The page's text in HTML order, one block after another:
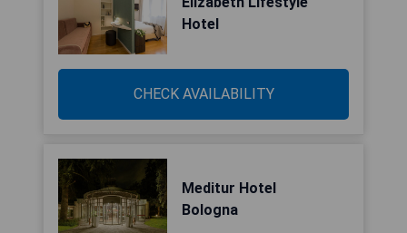
Hotel
CHECK AVAILABILITY
Meditur Hotel
Bologna